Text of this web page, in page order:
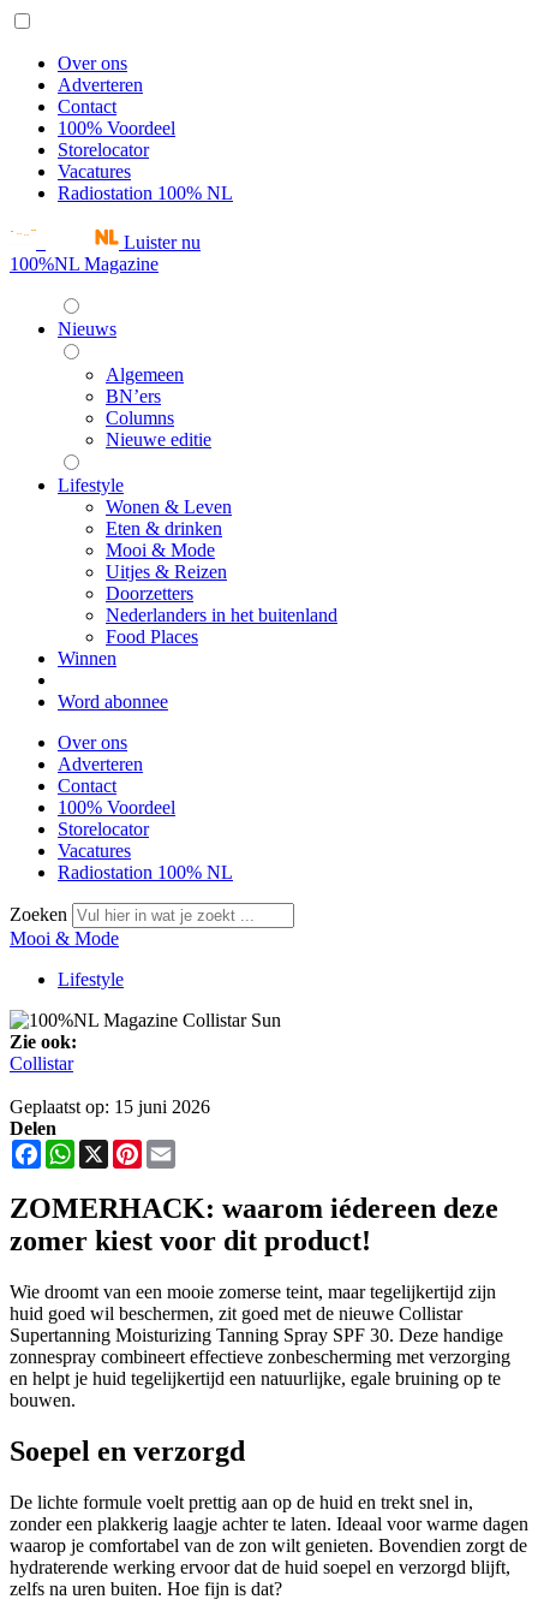
Over ons
Adverteren
Contact
100% Voordeel
Storelocator
Vacatures
Radiostation 100% NL
Luister nu
100%NL Magazine
Nieuws
Algemeen
BN’ers
Columns
Nieuwe editie
Lifestyle
Wonen & Leven
Eten & drinken
Mooi & Mode
Uitjes & Reizen
Doorzetters
Nederlanders in het buitenland
Food Places
Winnen
Word abonnee
Over ons
Adverteren
Contact
100% Voordeel
Storelocator
Vacatures
Radiostation 100% NL
Zoeken
Mooi & Mode
Lifestyle
Zie ook:
Collistar
Geplaatst op: 15 juni 2026
Delen
FacebookWhatsApp
X Pinterest
ZOMERHACK: waarom iédereen deze
zomer kiest voor dit product!
Wie droomt van een mooie zomerse teint, maar tegelijkertijd zijn
huid goed wil beschermen, zit goed met de nieuwe Collistar
Supertanning Moisturizing Tanning Spray SPF 30. Deze handige
zonnespray combineert effectieve zonbescherming met verzorging
en helpt je huid tegelijkertijd een natuurlijke, egale bruining op te
bouwen.
Soepel en verzorgd
De lichte formule voelt prettig aan op de huid en trekt snel in,
zonder een plakkerig laagje achter te laten. Ideaal voor warme dagen
waarop je comfortabel van de zon wilt genieten. Bovendien zorgt de
hydraterende werking ervoor dat de huid soepel en verzorgd blijft,
zelfs na uren buiten. Hoe fijn is dat?